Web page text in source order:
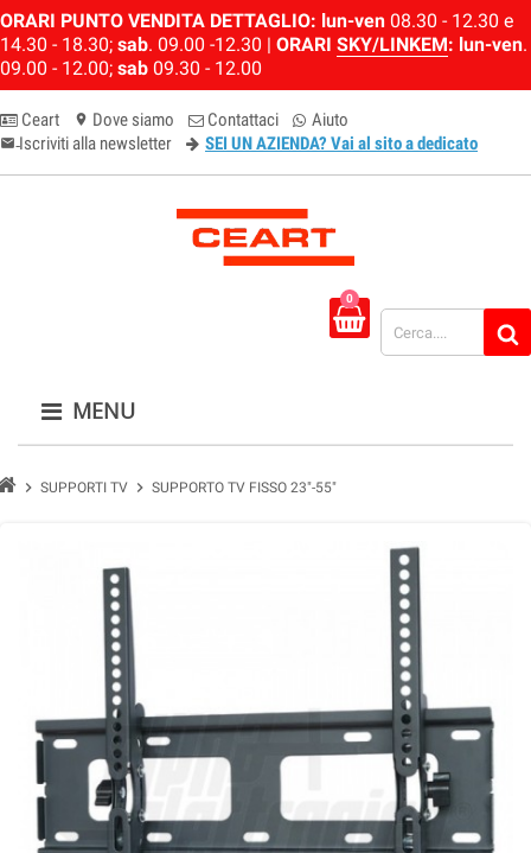
ORARI PUNTO VENDITA DETTAGLIO: lun-ven 08.30 - 12.30 e
14.30 - 18.30; sab. 09.00 -12.30 | ORARI SKY/LINKEM: lun-ven.
09.00 - 12.00; sab 09.30 - 12.00
Ceart location_on Dove siamo Contattaci Aiuto
email-newsletter
Iscriviti alla newsletter SEI UN AZIENDA? Vai al sito a dedicato
0
MENU
chevron_right SUPPORTI TV chevron_right SUPPORTO TV FISSO 23"-55"